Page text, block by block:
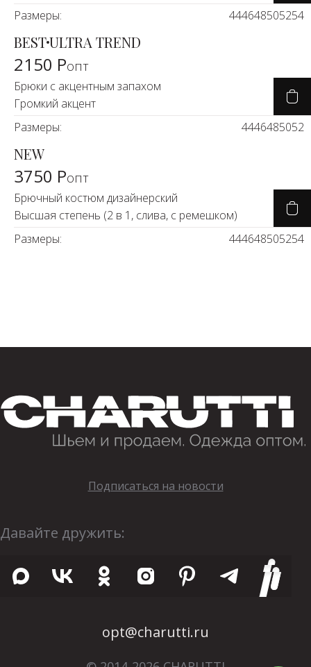
Размеры:
444648505254
BESTULTRA TREND
2150 Ропт
Брюки с акцентным запахом
Громкий акцент
Размеры:
4446485052
NEW
3750 Ропт
Брючный костюм дизайнерский
Высшая степень (2 в 1, слива, с ремешком)
Размеры:
444648505254
Подписаться на новости
Давайте дружить:
opt@charutti.ru